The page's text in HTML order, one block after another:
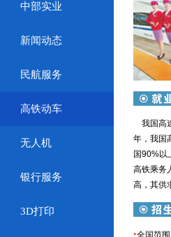
中部实业
新闻动态
民航服务
高铁动车
无人机
银行服务
3D打印
我国高
年，我国
国90%以
高铁乘务
高，其供
·全国范